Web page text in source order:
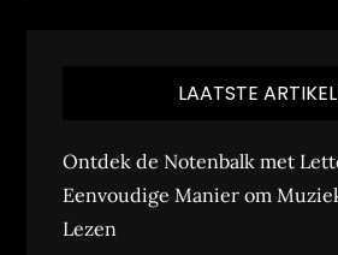
LAATSTE
Ontdek de Notenbalk met
Eenvoudige Manier om
Lezen